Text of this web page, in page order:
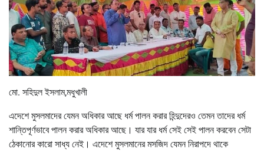
মো. সহিদুল ইসলাম,মধুখালী
এদেশে মুসলমাদের যেমন অধিকার আছে ধর্ম পালন করার হিন্দুদেরও তেমন তাদের ধর্ম
শান্তিপূর্ণভাবে পালন করার অধিকার আছে। যার যার ধর্ম সেই সেই পালন করবেন সেটা
ঠেকানোর কারো সাধ্য নেই। এদেশে মুসলমানের মসজিদ যেমন নিরাপদে থাকে